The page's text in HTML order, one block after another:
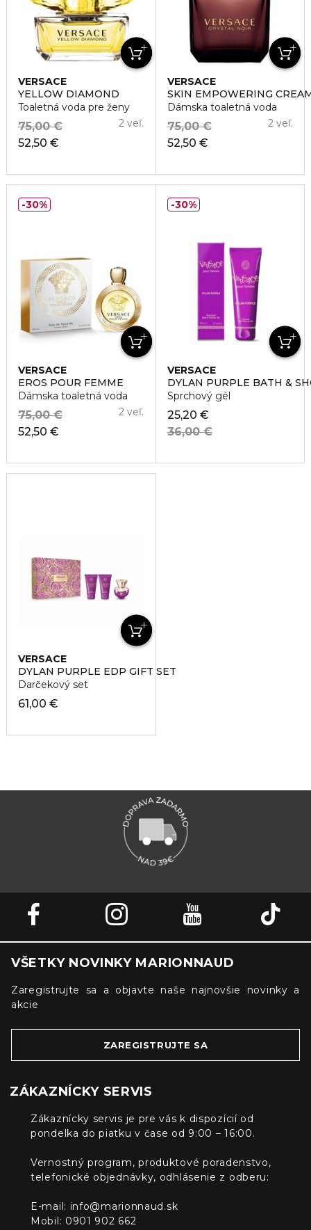
VERSACE
YELLOW DIAMOND
Toaletná voda pre ženy
52,50 €
75,00 € 2 veľ.
VERSACE
SKIN EMPOWERING
Dámska toaletná voda
52,50 €
75,00 € 2 veľ.
VERSACE
EROS POUR FEMME
Dámska toaletná voda
52,50 €
75,00 € 2 veľ.
30%
VERSACE
DYLAN PURPLE BATH &
Sprchový gél
25,20 €
36,00 €
30%
VERSACE
DYLAN PURPLE EDP GIFT SET
Darčekový set
61,00 €
VŠETKY NOVINKY MARIONNAUD
Zaregistrujte sa a objavte naše najnovšie novinky a
akcie
ZAREGISTRUJTE SA
ZÁKAZNÍCKY SERVIS
Zákaznícky servis je pre vás k dispozícií od
pondelka do piatku v čase od 9:00 – 16:00.
Vernostný program, produktové poradenstvo,
telefonické objednávky, odhlásenie z odberu:
E-mail: info@marionnaud.sk
Mobil: 0901 902 662